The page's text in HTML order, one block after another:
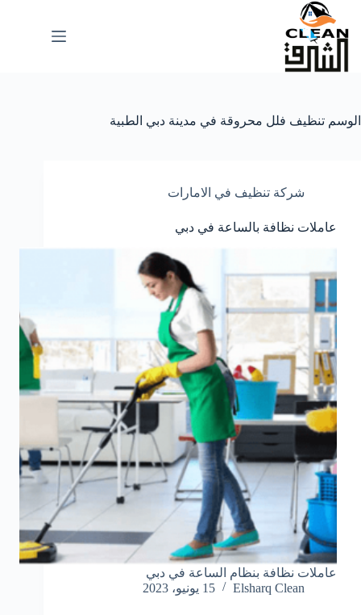
التجاوز
المحتوى
الوسم تنظيف فلل محروقة في مدينة دبي الطبية
شركة تنظيف في الامارات
عاملات نظافة بالساعة في دبي
عاملات نظافة بنظام الساعة في دبي
Elsharq Clean
15 يونيو، 2023